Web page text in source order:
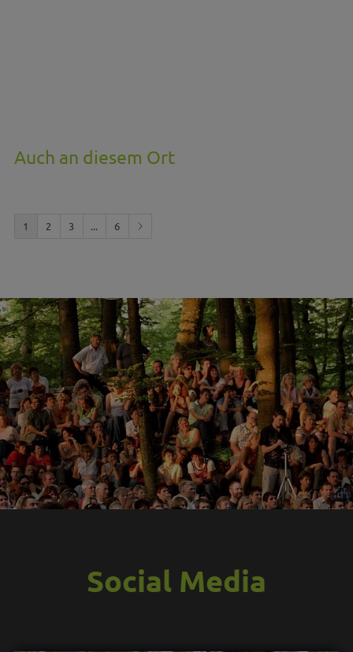
Auch an diesem Ort
1 2 3 ... 6
Social Media